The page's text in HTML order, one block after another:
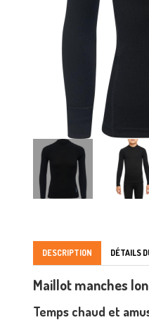
DESCRIPTION DÉTAILS
Maillot manches
Temps chaud et